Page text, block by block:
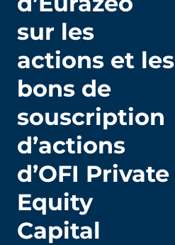
sur les
actions et les
bons de
souscription
d’actions
d’OFI Private
Equity
Capital